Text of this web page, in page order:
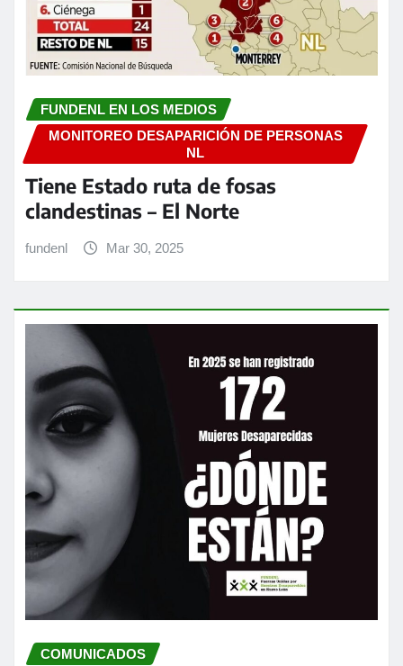
FUNDENL EN LOS MEDIOS
MONITOREO DESAPARICIÓN DE PERSONAS
NL
Tiene Estado ruta de fosas
clandestinas – El Norte
fundenl Mar 30, 2025
COMUNICADOS